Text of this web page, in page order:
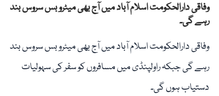
وفاقی دارالحکومت اسلام آباد میں آج بھی میٹرو بس سروس بند
رہے گی۔
وفاقی دارالحکومت اسلام آباد میں آج بھی میٹرو بس سروس بند
رہے گی جبکہ راولپنڈی میں مسافروں کو سفر کی سہولیات
دستیاب ہوں گی۔